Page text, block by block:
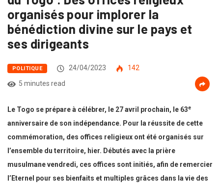
organisés pour implorer la
bénédiction divine sur le pays et
ses dirigeants
POLITIQUE 24/04/2023
142
5 minutes read
Le Togo se prépare à célébrer, le 27 avril prochain, le 63e
anniversaire de son indépendance. Pour la réussite de cette
commémoration, des offices religieux ont été organisés sur
l’ensemble du territoire, hier. Débutés avec la prière
musulmane vendredi, ces offices sont initiés, afin de remercier
l’Eternel pour ses bienfaits et multiples grâces dans la vie des